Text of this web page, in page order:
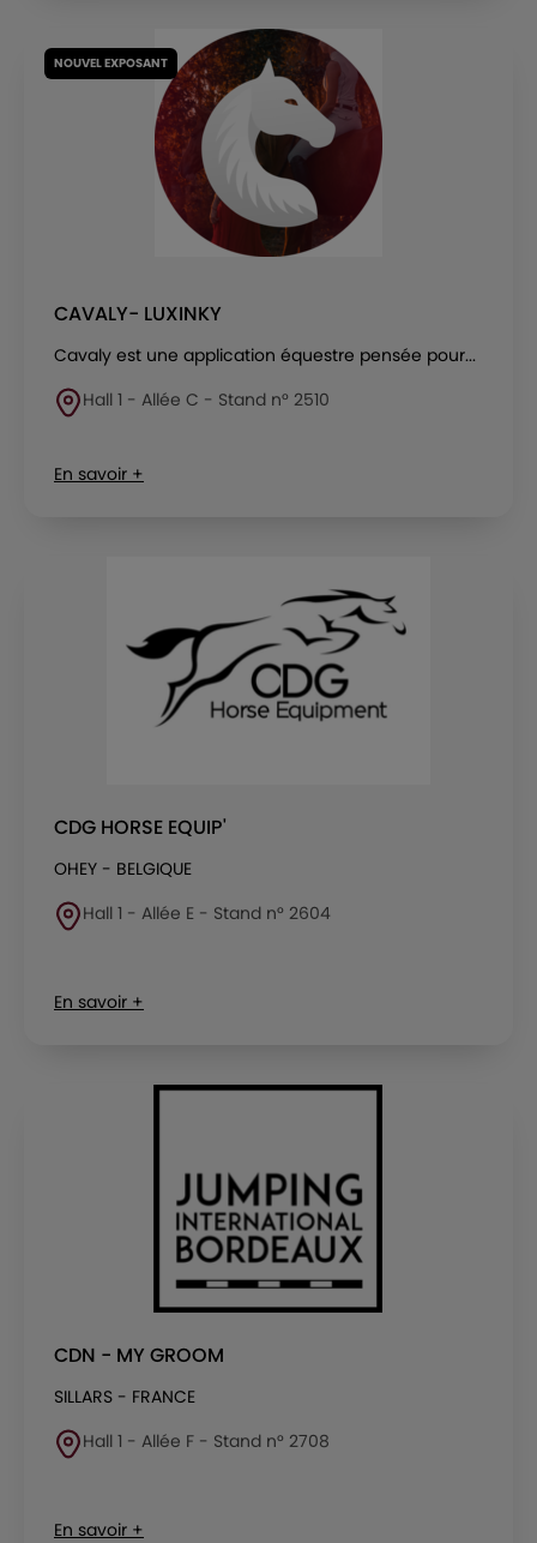
NOUVEL EXPOSANT
CAVALY- LUXINKY
Cavaly est une application équestre pensée pour...
Hall 1 - Allée C - Stand n° 2510
En savoir +
CDG HORSE EQUIP'
OHEY - BELGIQUE
Hall 1 - Allée E - Stand n° 2604
En savoir +
CDN - MY GROOM
SILLARS - FRANCE
Hall 1 - Allée F - Stand n° 2708
En savoir +